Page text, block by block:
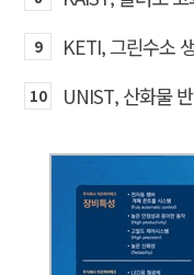
9
10 UNIST, 산화물